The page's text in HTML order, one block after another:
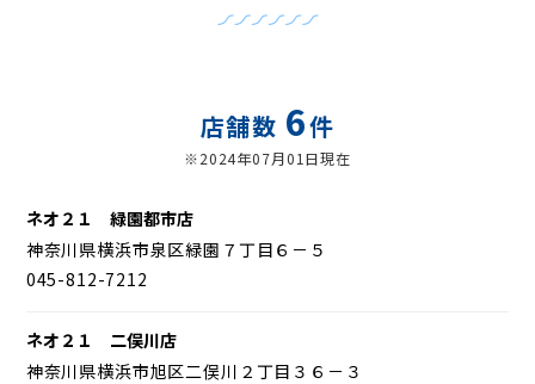
店舗数 6件
※2024年07月01日現在
ネオ２１ 緑園都市店
神奈川県横浜市泉区緑園７丁目６－５
045-812-7212
ネオ２１ 二俣川店
神奈川県横浜市旭区二俣川２丁目３６－３